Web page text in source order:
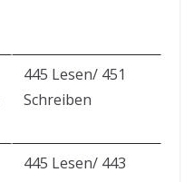
445 Lesen/ 451
Schreiben
445 Lesen/ 443